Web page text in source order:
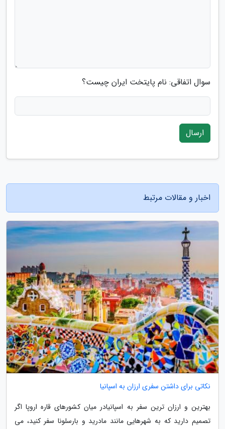
سوال اتفاقی: نام پایتخت ایران چیست؟
ارسال
اخبار و مقالات مرتبط
نکاتی برای داشتن سفری ارزان به اسپانیا
بهترین و ارزان ترین سفر به اسپانیادر میان کشورهای قاره اروپا اگر
تصمیم دارید که به شهرهایی مانند مادرید و بارسلونا سفر کنید، می